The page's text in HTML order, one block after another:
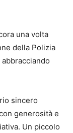
una volta
della Polizia
sincero
generosità e
Un piccolo